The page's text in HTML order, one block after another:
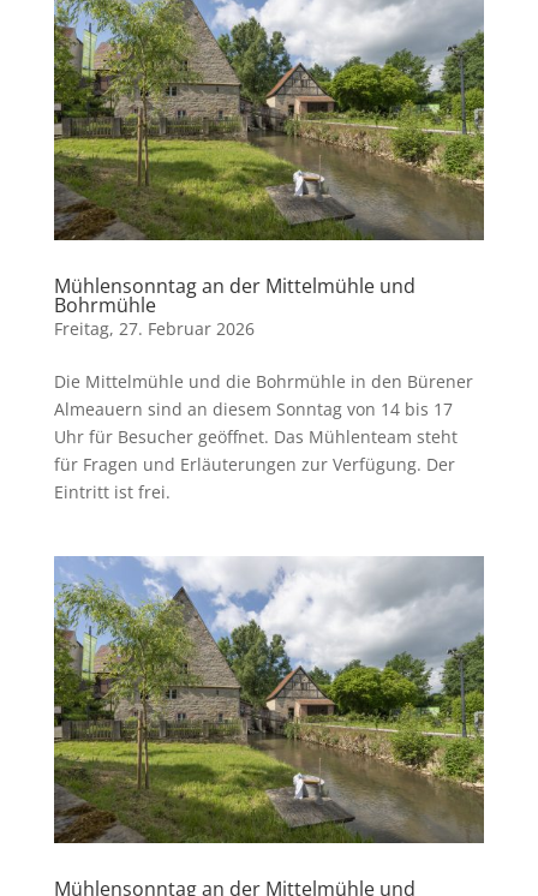
Mühlensonntag an der Mittelmühle und
Bohrmühle
Freitag, 27. Februar 2026
Die Mittelmühle und die Bohrmühle in den Bürener
Almeauern sind an diesem Sonntag von 14 bis 17
Uhr für Besucher geöffnet. Das Mühlenteam steht
für Fragen und Erläuterungen zur Verfügung. Der
Eintritt ist frei.
Mühlensonntag an der Mittelmühle und